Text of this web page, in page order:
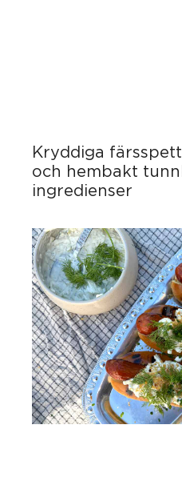
Kryddiga
och hembakt
ingredienser